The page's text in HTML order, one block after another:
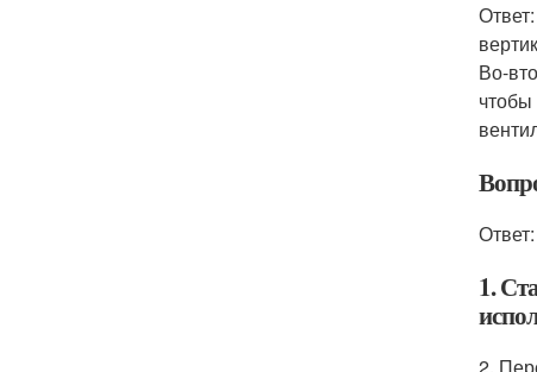
Во-
1.